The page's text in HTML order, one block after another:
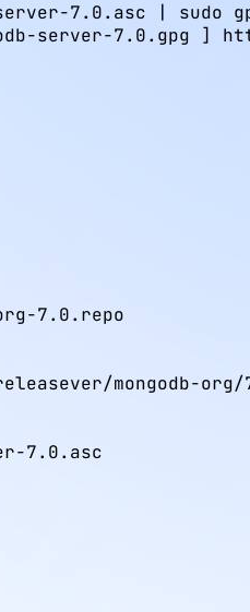
7.0.asc | sudo
server-7.0.gpg ]
7.0.repo
mongodb-org/
7.0.asc